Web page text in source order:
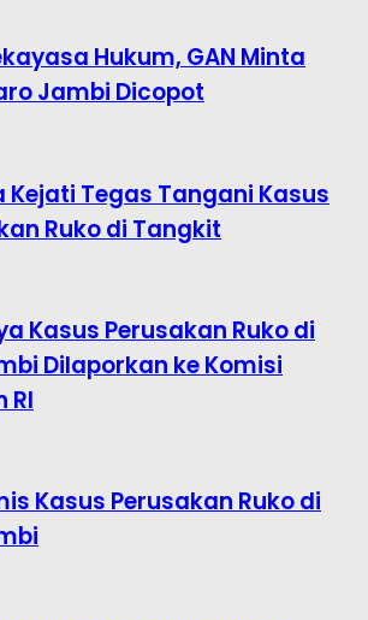
Hukum, GAN Minta
Jambi Dicopot
Kejati Tegas Tangani Kasus
Ruko di Tangkit
Kasus Perusakan Ruko di
Dilaporkan ke Komisi
RI
Kasus Perusakan Ruko di